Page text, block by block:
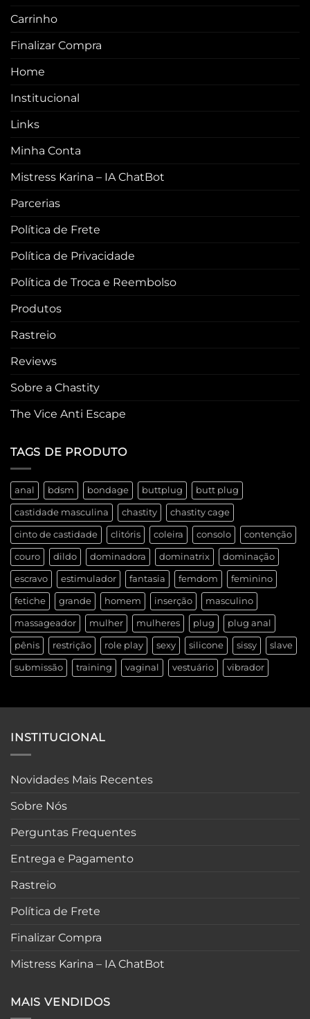
Carrinho
Finalizar Compra
Home
Institucional
Links
Minha Conta
Mistress Karina – IA ChatBot
Parcerias
Política de Frete
Política de Privacidade
Política de Troca e Reembolso
Produtos
Rastreio
Reviews
Sobre a Chastity
The Vice Anti Escape
TAGS DE PRODUTO
anal bdsm bondage buttplug butt plug
castidade masculina chastity chastity cage
cinto de castidade clitóris coleira consolo contenção
couro dildo dominadora dominatrix dominação
escravo estimulador fantasia femdom feminino
fetiche grande homem inserção masculino
massageador mulher mulheres plug plug anal
pênis restrição role play sexy silicone sissy slave
submissão training vaginal vestuário vibrador
INSTITUCIONAL
Novidades Mais Recentes
Sobre Nós
Perguntas Frequentes
Entrega e Pagamento
Rastreio
Política de Frete
Finalizar Compra
Mistress Karina – IA ChatBot
MAIS VENDIDOS